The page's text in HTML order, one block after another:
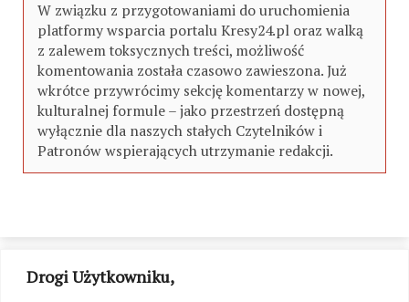
Drogi Użytkowniku,
W związku z przygotowaniami do uruchomienia
platformy wsparcia portalu Kresy24.pl oraz walką
z zalewem toksycznych treści, możliwość
komentowania została czasowo zawieszona. Już
wkrótce przywrócimy sekcję komentarzy w nowej,
kulturalnej formule – jako przestrzeń dostępną
wyłącznie dla naszych stałych Czytelników i
Patronów wspierających utrzymanie redakcji.